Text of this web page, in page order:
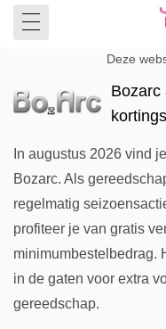
Deze
Bozarc
In augustus 2026 vind
Bozarc. Als
regelmatig
profiteer je van gratis
minimumbestelbedrag.
in de gaten voor extra
gereedschap.